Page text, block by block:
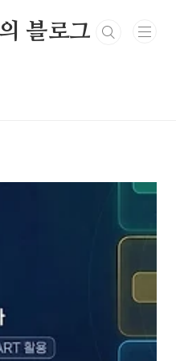
블로그